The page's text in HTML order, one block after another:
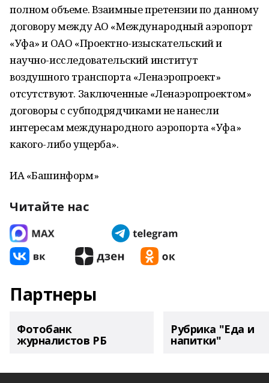
полном объеме. Взаимные претензии по данному
договору между АО «Международный аэропорт
«Уфа» и ОАО «Проектно-изыскательский и
научно-исследовательский институт
воздушного транспорта «Ленаэропроект»
отсутствуют. Заключенные «Ленаэропроектом»
договоры с субподрядчиками не нанесли
интересам международного аэропорта «Уфа»
какого-либо ущерба».
ИА «Башинформ»
Читайте нас
Партнеры
Фотобанк
журналистов РБ
Рубрика "Еда и
напитки"